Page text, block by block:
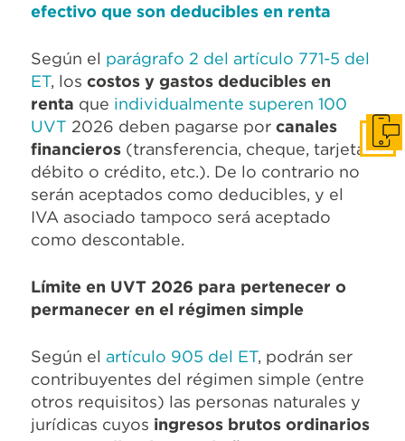
efectivo que son deducibles en renta
Según el parágrafo 2 del artículo 771-5 del
ET, los costos y gastos deducibles en
renta que individualmente superen 100
UVT 2026 deben pagarse por canales
financieros (transferencia, cheque, tarjetas
débito o crédito, etc.). De lo contrario no
serán aceptados como deducibles, y el
IVA asociado tampoco será aceptado
como descontable.
Límite en UVT 2026 para pertenecer o
permanecer en el régimen simple
Según el artículo 905 del ET, podrán ser
contribuyentes del régimen simple (entre
otros requisitos) las personas naturales y
jurídicas cuyos ingresos brutos ordinarios